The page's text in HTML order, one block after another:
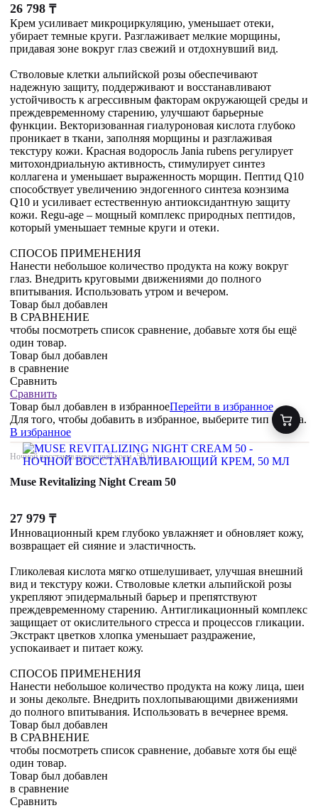
26 798 ₸
Крем усиливает микроциркуляцию, уменьшает отеки,
убирает темные круги. Разглаживает мелкие морщины,
придавая зоне вокруг глаз свежий и отдохнувший вид.
Стволовые клетки альпийской розы обеспечивают
надежную защиту, поддерживают и восстанавливают
устойчивость к агрессивным факторам окружающей среды и
преждевременному старению, улучшают барьерные
функции. Векторизованная гиалуроновая кислота глубоко
проникает в ткани, заполняя морщины и разглаживая
текстуру кожи. Красная водоросль Jania rubens регулирует
митохондриальную активность, стимулирует синтез
коллагена и уменьшает выраженность морщин. Пептид Q10
способствует увеличению эндогенного синтеза коэнзима
Q10 и усиливает естественную антиоксидантную защиту
кожи. Regu-age – мощный комплекс природных пептидов,
который уменьшает темные круги и отеки.
СПОСОБ ПРИМЕНЕНИЯ
Нанести небольшое количество продукта на кожу вокруг
глаз. Внедрить круговыми движениями до полного
впитывания. Использовать утром и вечером.
Товар был добавлен
В СРАВНЕНИЕ
чтобы посмотреть список сравнение, добавьте хотя бы ещё
один товар.
Товар был добавлен
в сравнение
Сравнить
Сравнить
Товар был добавлен в избранноеПерейти в избранное
Для того, чтобы добавить в избранное, выберите тип товара.
В избранное
Ночной восстанавливающий крем, 50 мл
Muse Revitalizing Night Cream 50
27 979 ₸
Инновационный крем глубоко увлажняет и обновляет кожу,
возвращает ей сияние и эластичность.
Гликолевая кислота мягко отшелушивает, улучшая внешний
вид и текстуру кожи. Стволовые клетки альпийской розы
укрепляют эпидермальный барьер и препятствуют
преждевременному старению. Антигликационный комплекс
защищает от окислительного стресса и процессов гликации.
Экстракт цветков хлопка уменьшает раздражение,
успокаивает и питает кожу.
СПОСОБ ПРИМЕНЕНИЯ
Нанести небольшое количество продукта на кожу лица, шеи
и зоны декольте. Внедрить похлопывающими движениями
до полного впитывания. Использовать в вечернее время.
Товар был добавлен
В СРАВНЕНИЕ
чтобы посмотреть список сравнение, добавьте хотя бы ещё
один товар.
Товар был добавлен
в сравнение
Сравнить